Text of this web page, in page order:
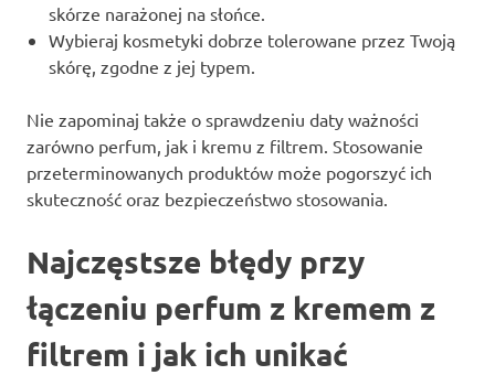
skórze narażonej na słońce.
Wybieraj kosmetyki dobrze tolerowane przez Twoją
skórę, zgodne z jej typem.
Nie zapominaj także o sprawdzeniu daty ważności
zarówno perfum, jak i kremu z filtrem. Stosowanie
przeterminowanych produktów może pogorszyć ich
skuteczność oraz bezpieczeństwo stosowania.
Najczęstsze błędy przy
łączeniu perfum z kremem z
filtrem i jak ich unikać